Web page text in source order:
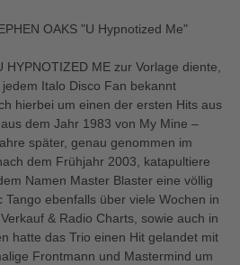
OAKS "U Hypnotized Me"
ME zur Vorlage diente,
Italo Disco Fan bekannt
hierbei um einen der ersten Hits aus
dem Jahr 1983 von My Mine –
später, genau genommen im
dem Frühjahr 2003, katapultiere
Namen Master Blaster eine völlig
Tango ebenfalls über viele Wochen in
& Radio Charts, sowie auch in
hatte das Trio einen Hit gelandet mit
Frontmann und Mastermind um